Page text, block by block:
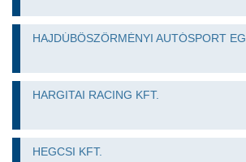
HAJDÚBÖSZÖRMÉNYI AUTÓSPORT
HARGITAI RACING KFT.
HEGCSI KFT.